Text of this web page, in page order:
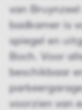
van
badkamer is
spiegel en
Boch. Voor
beschikbaar
voorzien van